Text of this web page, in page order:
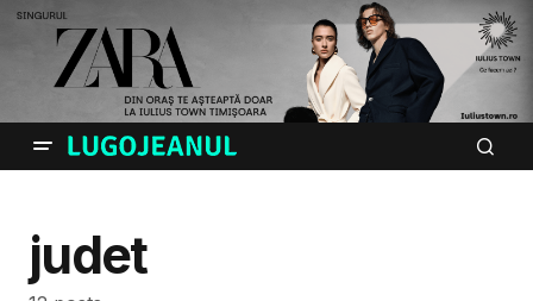
judet